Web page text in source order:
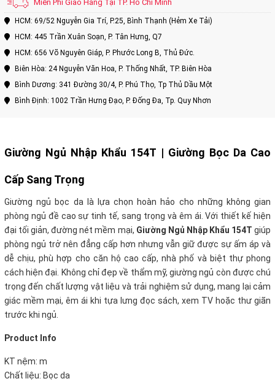
Miễn Phí Giao Hàng Tại TP. Hồ Chí Minh
HCM: 69/52 Nguyễn Gia Trí, P.25, Bình Thạnh (Hẻm Xe Tải)
HCM: 445 Trần Xuân Soạn, P. Tân Hưng, Q7
HCM: 656 Võ Nguyên Giáp, P. Phước Long B, Thủ Đức.
Biên Hòa: 24 Nguyễn Văn Hoa, P. Thống Nhất, TP. Biên Hòa
Bình Dương: 341 Đường 30/4, P. Phú Thọ, Tp Thủ Dầu Một
Bình Định: 1002 Trần Hưng Đạo, P. Đống Đa, Tp. Quy Nhơn
Giường Ngủ Nhập Khẩu 154T | Giường Bọc Da Cao
Cấp Sang Trọng
Giường ngủ bọc da là lựa chọn hoàn hảo cho những không gian
phòng ngủ đề cao sự tinh tế, sang trọng và êm ái. Với thiết kế hiện
đại tối giản, đường nét mềm mại, Giường Ngủ Nhập Khẩu 154T giúp
phòng ngủ trở nên đẳng cấp hơn nhưng vẫn giữ được sự ấm áp và
dễ chịu, phù hợp cho căn hộ cao cấp, nhà phố và biệt thự phong
cách hiện đại. Không chỉ đẹp về thẩm mỹ, giường ngủ còn được chú
trọng đến chất lượng vật liệu và trải nghiệm sử dụng, mang lại cảm
giác mềm mại, êm ái khi tựa lưng đọc sách, xem TV hoặc thư giãn
trước khi ngủ.
Product Info
KT nệm: m
Chất liệu: Bọc da